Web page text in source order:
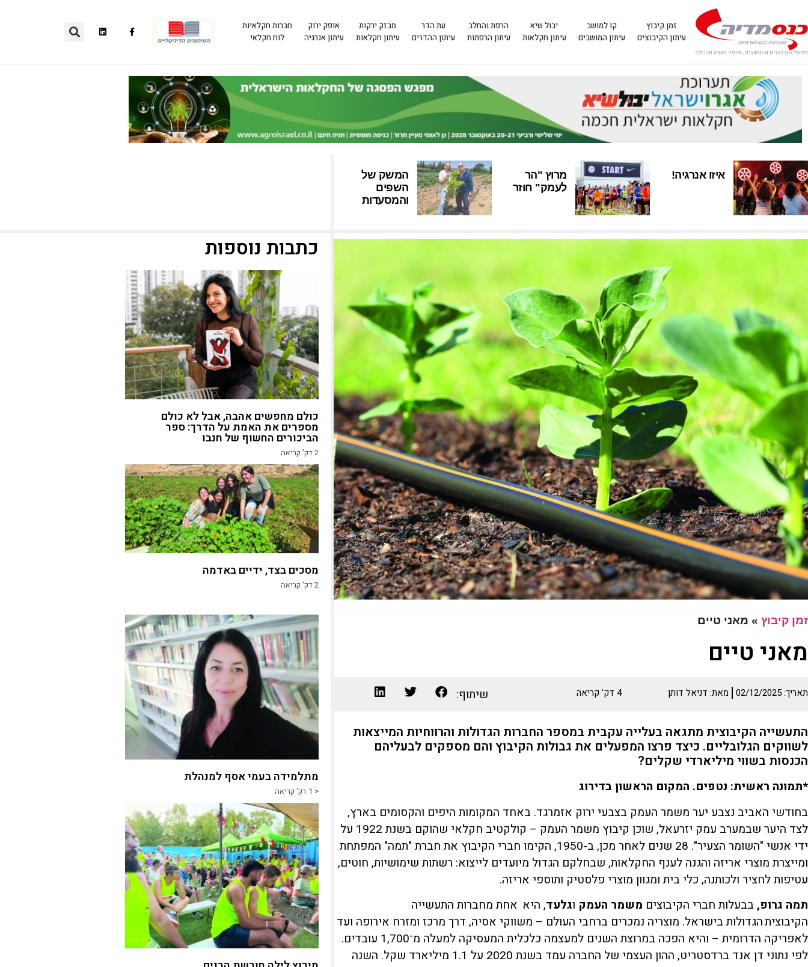
זמן קיבוץ
עיתון הקיבוצים
קו למושב
עיתון המושבים
יבול שיא
עיתון חקלאות
הרפת והחלב
עיתון הרפתות
עת הדר
עיתון ההדרים
מבזק ירקות
עיתון חקלאות
אופק ירוק
עיתון אנרגיה
חברות חקלאיות
לוח חקלאי
איזו אנרגיה!
מרוץ "הר
לעמק" חוזר
המשק של
השפים
והמסעדות
זמן קיבוץ » מאני טיים
מאני טיים
תאריך:02/12/2025 מאת: דניאל דותן 4 דק' קריאה שיתוף:
התעשייה הקיבוצית מתגאה בעלייה עקבית במספר החברות הגדולות והרווחיות המייצאות
לשווקים הגלובליים. כיצד פרצו המפעלים את גבולות הקיבוץ והם מספקים לבעליהם
הכנסות בשווי מיליארדי שקלים?
*תמונה ראשית: נטפים. המקום הראשון בדירוג
בחודשי האביב נצבע יער משמר העמק בצבעי ירוק אזמרגד. באחד המקומות היפים והקסומים בארץ,
לצד היער שבמערב עמק יזרעאל, שוכן קיבוץ משמר העמק – קולקטיב חקלאי שהוקם בשנת 1922 על
ידי אנשי "השומר הצעיר". 28 שנים לאחר מכן, ב-1950, הקימו חברי הקיבוץ את חברת "תמה" המפתחת
ומייצרת מוצרי אריזה והגנה לענף החקלאות, שבחלקם הגדול מיועדים לייצוא: רשתות שימושיות, חוטים,
עטיפות לחציר ולכותנה, כלי בית ומגוון מוצרי פלסטיק ותוספי אריזה.
תמה גרופ, בבעלות חברי הקיבוצים משמר העמק וגלעד, היא אחת מחברות התעשייה
הקיבוצית הגדולות בישראל. מוצריה נמכרים ברחבי העולם – משווקי אסיה, דרך מרכז ומזרח אירופה ועד
לאפריקה הדרומית – והיא הפכה במרוצת השנים למעצמה כלכלית המעסיקה למעלה מ־1,700 עובדים.
לפי נתוני דן אנד ברדסטריט, ההון העצמי של החברה עמד בשנת 2020 על 1.1 מיליארד שקל. השנה
כתבות נוספות
כולם מחפשים אהבה, אבל לא כולם
מספרים את האמת על הדרך: ספר
הביכורים החשוף של חנבו
2דק' קריאה
מסכים בצד, ידיים באדמה
2דק' קריאה
מתלמידה בעמי אסף למנהלת
< 1 דק' קריאה